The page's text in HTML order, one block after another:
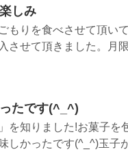
しみ
もりを食べさせて頂い
させて頂きました。月
たです(^_^)
を知りました!お菓子を
しかったです(^_^)玉子